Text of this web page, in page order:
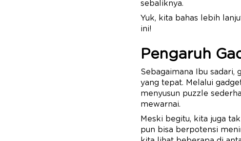
sebaliknya.
Yuk, kita bahas lebih
ini!
Pengaruh
Sebagaimana Ibu sadari,
yang tepat. Melalui
menyusun puzzle
mewarnai.
Meski begitu, kita juga
pun bisa berpotensi